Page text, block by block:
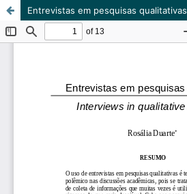
Entrevistas em pesquisas qualitativas